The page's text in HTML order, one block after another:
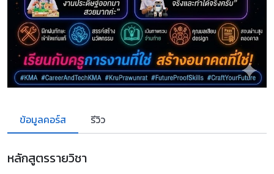
ข้อมูลคอร์ส รีวิว
หลักสูตรรายวิชา